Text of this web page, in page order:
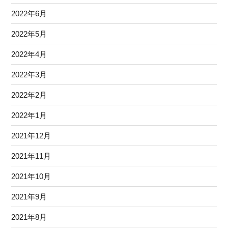
2022年6月
2022年5月
2022年4月
2022年3月
2022年2月
2022年1月
2021年12月
2021年11月
2021年10月
2021年9月
2021年8月